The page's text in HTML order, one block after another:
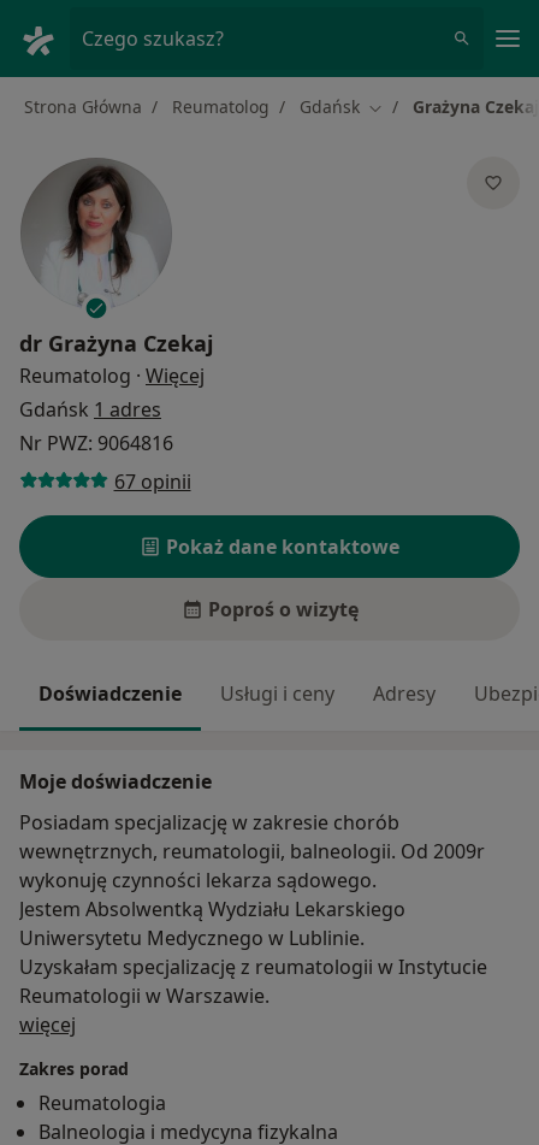
Czego szukasz?
Strona Główna Reumatolog Gdańsk Zmień miasto
Grażyna Czekaj
dr Grażyna Czekaj
Reumatolog · Więcej
Gdańsk 1 adres
Nr PWZ: 9064816
67 opinii
Pokaż dane kontaktowe
Poproś o wizytę
Doświadczenie Usługi i ceny Adresy
Moje doświadczenie
Posiadam specjalizację w zakresie chorób
wewnętrznych, reumatologii, balneologii. Od 2009r
wykonuję czynności lekarza sądowego.
Jestem Absolwentką Wydziału Lekarskiego
Uniwersytetu Medycznego w Lublinie.
Uzyskałam specjalizację z reumatologii w Instytucie
Reumatologii w Warszawie.
więcej
Zakres porad
Reumatologia
Balneologia i medycyna fizykalna